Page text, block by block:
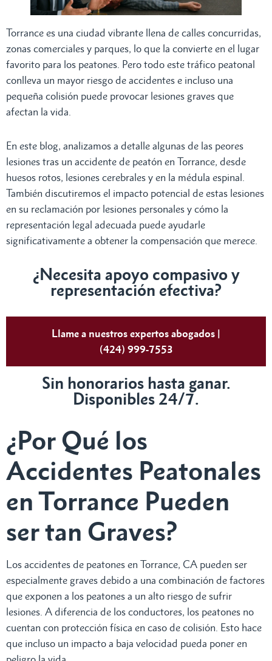
Torrance es una ciudad vibrante llena de calles concurridas,
zonas comerciales y parques, lo que la convierte en el lugar
favorito para los peatones. Pero todo este tráfico peatonal
conlleva un mayor riesgo de accidentes e incluso una
pequeña colisión puede provocar lesiones graves que
afectan la vida.
En este blog, analizamos a detalle algunas de las peores
lesiones tras un accidente de peatón en Torrance, desde
huesos rotos, lesiones cerebrales y en la médula espinal.
También discutiremos el impacto potencial de estas lesiones
en su reclamación por lesiones personales y cómo la
representación legal adecuada puede ayudarle
significativamente a obtener la compensación que merece.
¿Necesita apoyo compasivo y
representación efectiva?
Llame a nuestros expertos abogados |
(424) 999-7553
Sin honorarios hasta ganar.
Disponibles 24/7.
¿Por Qué los
Accidentes Peatonales
en Torrance Pueden
ser tan Graves?
Los accidentes de peatones en Torrance, CA pueden ser
especialmente graves debido a una combinación de factores
que exponen a los peatones a un alto riesgo de sufrir
lesiones. A diferencia de los conductores, los peatones no
cuentan con protección física en caso de colisión. Esto hace
que incluso un impacto a baja velocidad pueda poner en